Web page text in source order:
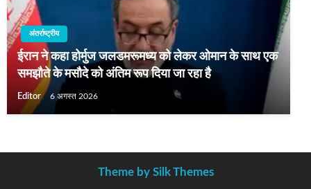
अंतर्राष्ट्रीय
ईरान ने कहा होर्मुज जलडमरूमध्‍य को लेकर ओमान के साथ एक
समझौते के मसौदे को अंतिम रूप दिया जा रहा है
Editor 6 अगस्त 2026
Theme by Silk Themes